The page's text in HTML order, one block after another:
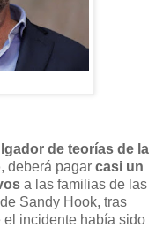
de teorías de la
, deberá pagar casi un
a las familias de las
Sandy Hook, tras
el incidente había sido